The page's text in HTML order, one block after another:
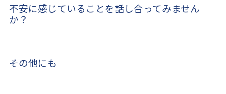
不安に感じていることを話し合ってみません
か？
その他にも